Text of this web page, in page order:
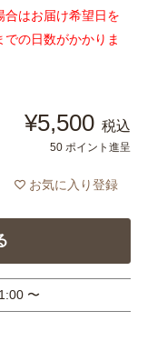
はお届け希望日を
の日数がかかりま
¥5,500 税込
50 ポイント進呈
お気に入り登録
〜